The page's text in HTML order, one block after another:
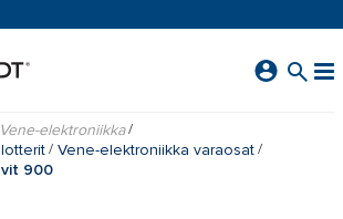
Vene-elektroniikka
Vene-elektroniikka varaosat
900